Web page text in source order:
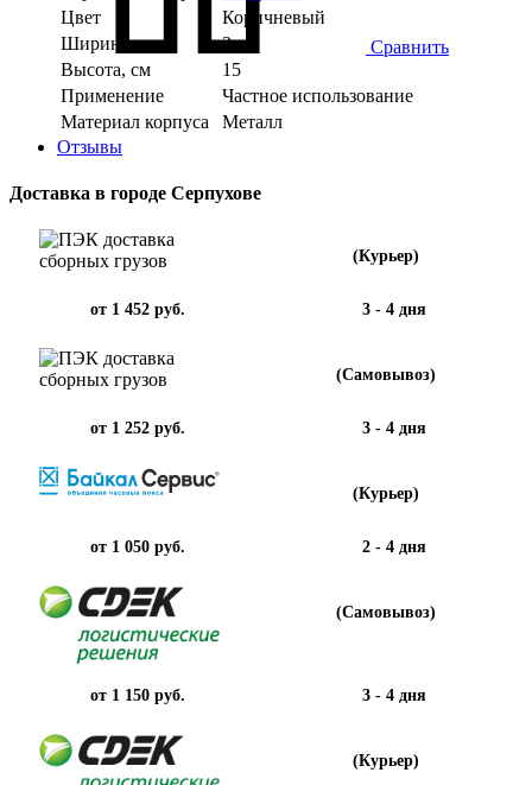
Сравнить
Цвет
Коричневый
Ширина, см
3
Высота, см
15
Применение
Частное использование
Материал корпуса
Металл
Отзывы
Доставка в городе Серпухове
(Курьер)
от 1 452 руб. 3 - 4 дня
(Самовывоз)
от 1 252 руб. 3 - 4 дня
(Курьер)
от 1 050 руб. 2 - 4 дня
(Самовывоз)
от 1 150 руб. 3 - 4 дня
(Курьер)